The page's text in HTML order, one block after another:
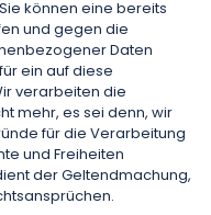
können eine bereits
und gegen die
Daten
ein auf diese
verarbeiten die
mehr, es sei denn, wir
für die Verarbeitung
und Freiheiten
der Geltendmachung,